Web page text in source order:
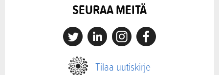
SEURAA MEITÄ
X LinkedinInstagramFacebook
Tilaa uutiskirje